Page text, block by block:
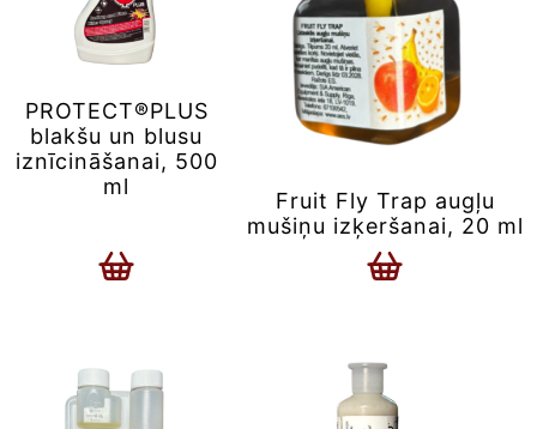
PROTECT®PLUS
blakšu un blusu
iznīcināšanai, 500
ml
Fruit Fly Trap augļu
mušiņu izķeršanai, 20 ml